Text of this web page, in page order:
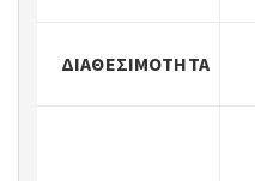
ΔΙΑΘΕΣΙΜΌΤΗΤΑ